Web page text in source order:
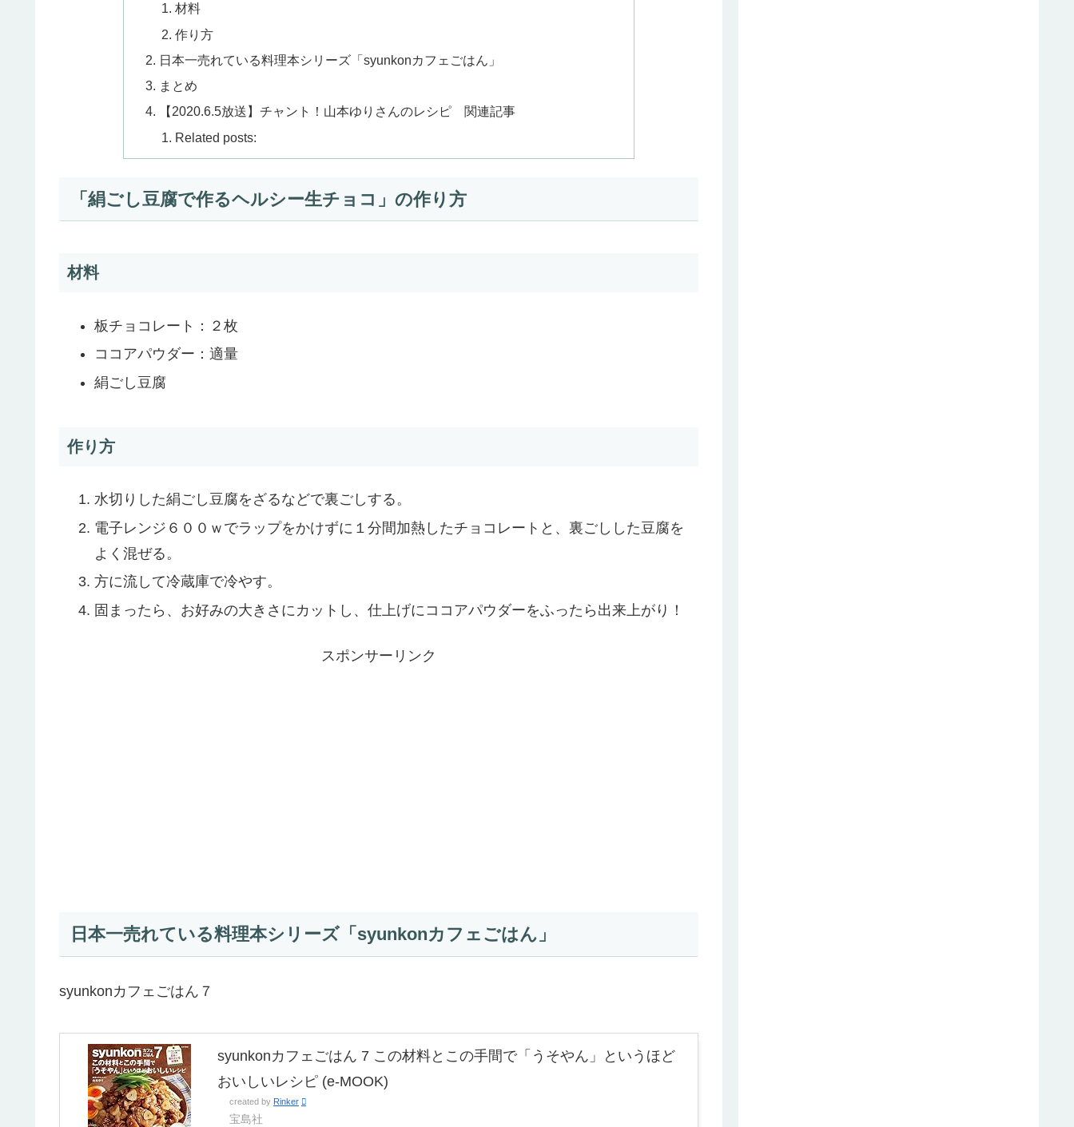
材料
作り方
日本一売れている料理本シリーズ「syunkonカフェごはん」
まとめ
【2020.6.5放送】チャント！山本ゆりさんのレシピ 関連記事
Related posts:
「絹ごし豆腐で作るヘルシー生チョコ」の作り方
材料
板チョコレート：２枚
ココアパウダー：適量
絹ごし豆腐
作り方
水切りした絹ごし豆腐をざるなどで裏ごしする。
電子レンジ６００ｗでラップをかけずに１分間加熱したチョコレートと、裏ごしした豆腐を
よく混ぜる。
方に流して冷蔵庫で冷やす。
固まったら、お好みの大きさにカットし、仕上げにココアパウダーをふったら出来上がり！
スポンサーリンク
日本一売れている料理本シリーズ「syunkonカフェごはん」
syunkonカフェごはん７
syunkonカフェごはん 7 この材料とこの手間で「うそやん」というほど
おいしいレシピ (e-MOOK)
created by Rinker
宝島社